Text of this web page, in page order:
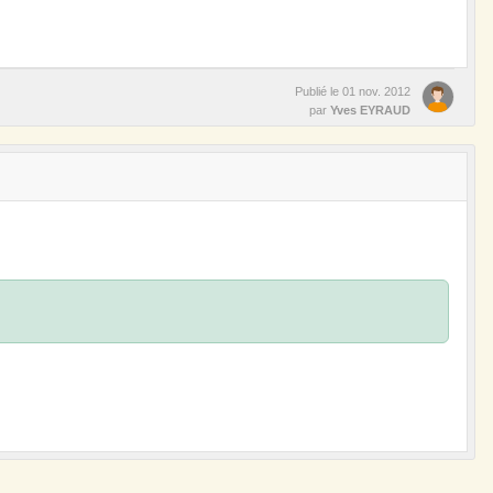
Publié le 01 nov. 2012
par Yves EYRAUD